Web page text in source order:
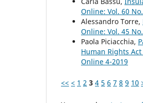
Online: Vol. 60
Alessandro Torre,
Online: Vol. 45
Paola Piciacchia,
Human Rights
Online 4-2019
<< < 1 2 3 4 5 6 7 8 9 10